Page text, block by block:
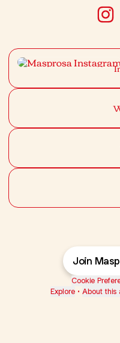
Instagram
Join
Cookie
Explore • About this